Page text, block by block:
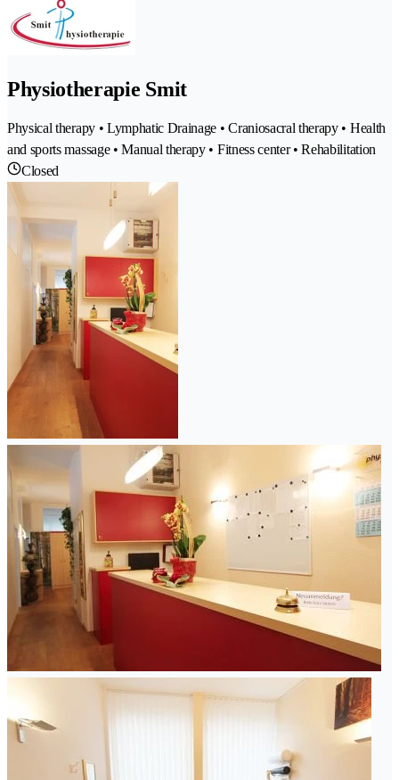
Physiotherapie Smit
Physical therapy • Lymphatic Drainage • Craniosacral therapy • Health
and sports massage • Manual therapy • Fitness center • Rehabilitation
Closed